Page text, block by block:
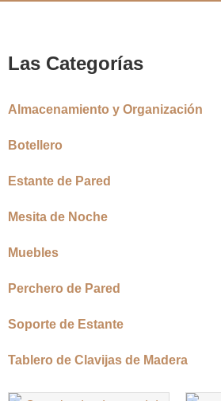
Las Categorías
Almacenamiento y Organización
Botellero
Estante de Pared
Mesita de Noche
Muebles
Perchero de Pared
Soporte de Estante
Tablero de Clavijas de Madera